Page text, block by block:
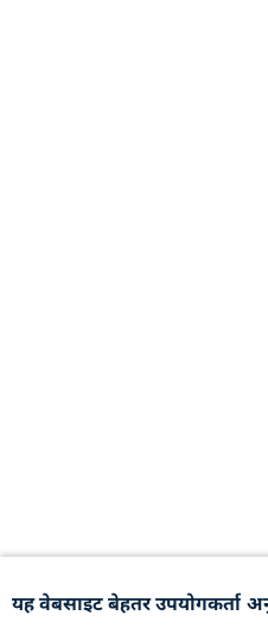
यह वेबसाइट बेहतर उपयोगकर्ता
उपयोगी कड़ियां